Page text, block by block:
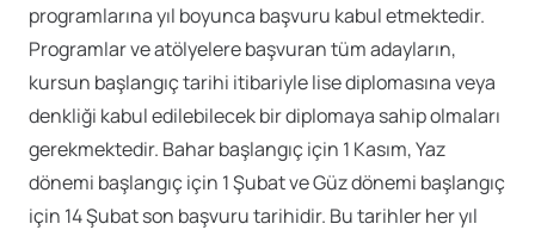
programlarına yıl boyunca başvuru kabul etmektedir.
Programlar ve atölyelere başvuran tüm adayların,
kursun başlangıç tarihi itibariyle lise diplomasına veya
denkliği kabul edilebilecek bir diplomaya sahip olmaları
gerekmektedir. Bahar başlangıç için 1 Kasım, Yaz
dönemi başlangıç için 1 Şubat ve Güz dönemi başlangıç
için 14 Şubat son başvuru tarihidir. Bu tarihler her yıl